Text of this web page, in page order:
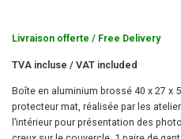
Livraison offerte / Free Delivery
TVA incluse / VAT included
Boîte en aluminium brossé 40 x 27 x
protecteur mat, réalisée par les
l’intérieur pour présentation des